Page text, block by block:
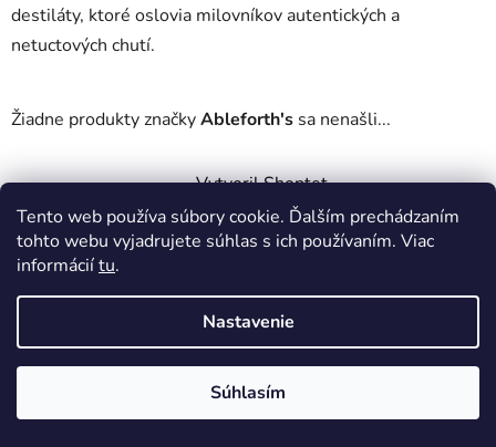
Tento web používa súbory cookie. Ďalším prechádzaním
tohto webu vyjadrujete súhlas s ich používaním. Viac
informáciítu.
Nastavenie
Súhlasím
destiláty, ktoré oslovia milovníkov autentických a
netuctových chutí.
Žiadne produkty značkyAbleforth's sa nenašli...
Z
á
Vytvoril Shoptet
Copyright 2026DobrePitie.sk. Všetky práva vyhradené.
Upraviť nastavenie cookies